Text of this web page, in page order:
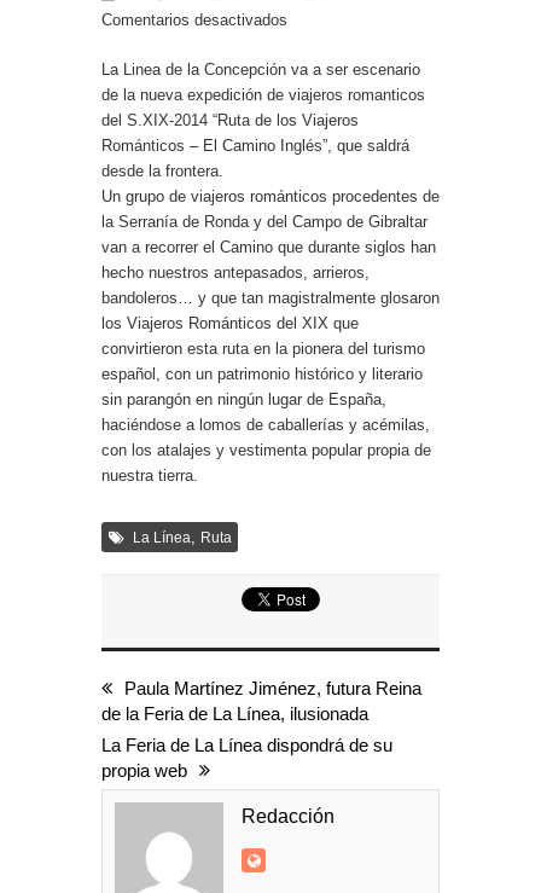
Renovación del acerado de las calles Quevedo,
Comentarios desactivados
La Linea de la Concepción va a ser escenario
de la nueva expedición de viajeros romanticos
del S.XIX-2014 “Ruta de los Viajeros
Románticos – El Camino Inglés”, que saldrá
desde la frontera.
Un grupo de viajeros románticos procedentes de
la Serranía de Ronda y del Campo de Gibraltar
van a recorrer el Camino que durante siglos han
hecho nuestros antepasados, arrieros,
bandoleros… y que tan magistralmente glosaron
los Viajeros Románticos del XIX que
convirtieron esta ruta en la pionera del turismo
español, con un patrimonio histórico y literario
sin parangón en ningún lugar de España,
haciéndose a lomos de caballerías y acémilas,
con los atalajes y vestimenta popular propia de
nuestra tierra.
La Línea, Ruta
Paula Martínez Jiménez, futura Reina
de la Feria de La Línea, ilusionada
La Feria de La Línea dispondrá de su
propia web
Redacción